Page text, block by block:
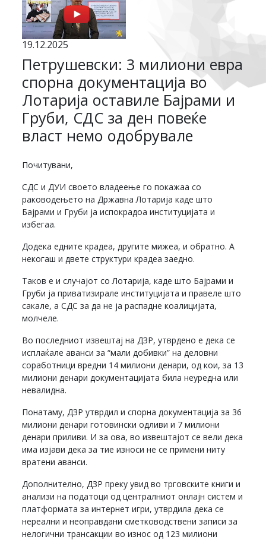
19.12.2025
Петрушевски: 3 милиони евра
спорна документација во
Лотарија оставиле Бајрами и
Груби, СДС за ден повеќе
власт немо одобрувале
Почитувани,
СДС и ДУИ своето владеење го покажаа со
раководењето на Државна Лотарија каде што
Бајрами и Груби ја испокрадоа институцијата и
избегаа.
Додека едните крадеа, другите мижеа, и обратно. А
некогаш и двете структури крадеа заедно.
Таков е и случајот со Лотарија, каде што Бајрами и
Груби ја приватизирале институцијата и правеле што
сакале, а СДС за да не ја распадне коалицијата,
молчеле.
Во последниот извештај на ДЗР, утврдено е дека се
исплаќале аванси за “мали добивки” на деловни
соработници вредни 14 милиони денари, од кои, за 13
милиони денари документацијата била неуредна или
невалидна.
Понатаму, ДЗР утврдил и спорна документација за 36
милиони денари готовински одливи и 7 милиони
денари приливи. И за ова, во извештајот се вели дека
има изјави дека за тие износи не се примени ниту
вратени аванси.
Дополнително, ДЗР преку увид во трговските книги и
анализи на податоци од централниот онлајн систем и
платформата за интернет игри, утврдила дека се
нереални и неоправдани сметководствени записи за
нелогични трансакции во износ од 123 милиони